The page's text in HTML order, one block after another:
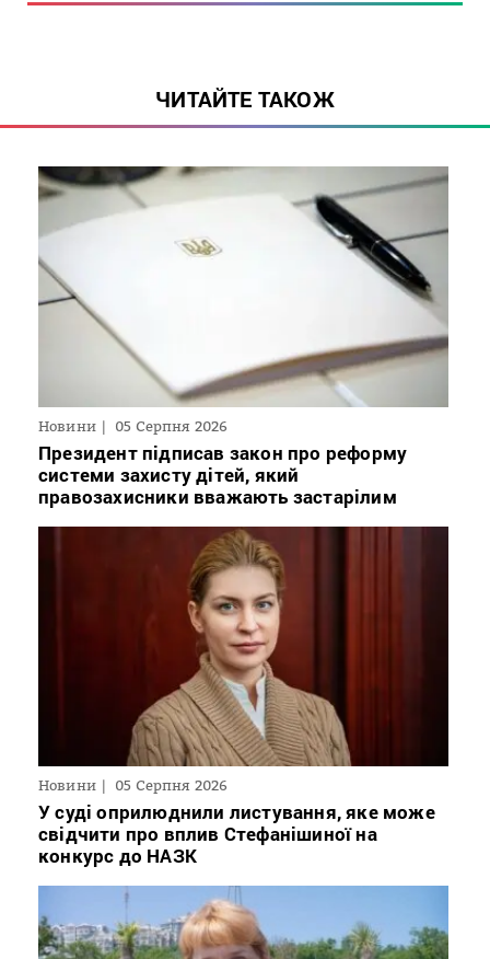
ЧИТАЙТЕ ТАКОЖ
Новини 05 Серпня 2026
Президент підписав закон про реформу
системи захисту дітей, який
правозахисники вважають застарілим
Новини 05 Серпня 2026
У суді оприлюднили листування, яке може
свідчити про вплив Стефанішиної на
конкурс до НАЗК